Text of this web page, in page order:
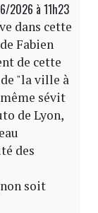
2026 à 11h23
dans cette
Fabien
de cette
"la ville à
sévit
de Lyon,
des
soit